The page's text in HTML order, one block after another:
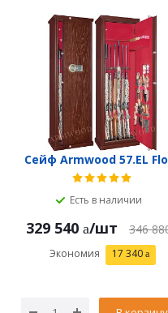
Сейф Armwood 57.EL
Есть в наличии
329 540 /шт 346
Экономия 17 340